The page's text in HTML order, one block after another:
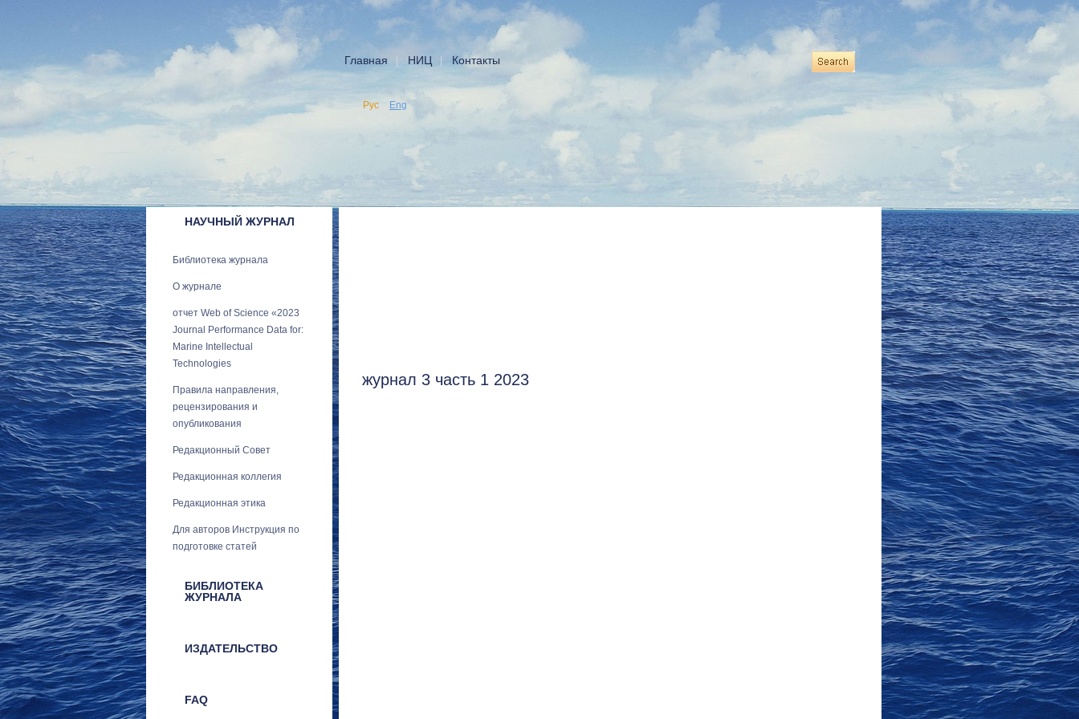
Рус Eng
Главная НИЦ Контакты
НАУЧНЫЙ ЖУРНАЛ
Библиотека журнала
О журнале
отчет Web of Science «2023
Journal Performance Data for:
Marine Intellectual
Technologies
Правила направления,
рецензирования и
опубликования
Редакционный Совет
Редакционная коллегия
Редакционная этика
Для авторов Инструкция по
подготовке статей
БИБЛИОТЕКА
ЖУРНАЛА
ИЗДАТЕЛЬСТВО
FAQ
журнал 3 часть 1 2023